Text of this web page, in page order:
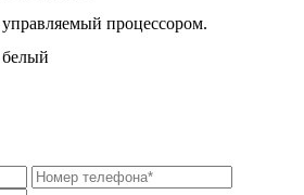
управляемый процессором.
белый